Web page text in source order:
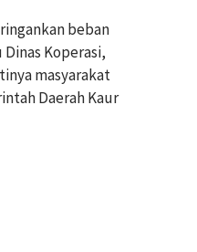
beban
Koperasi,
masyarakat
Daerah Kaur